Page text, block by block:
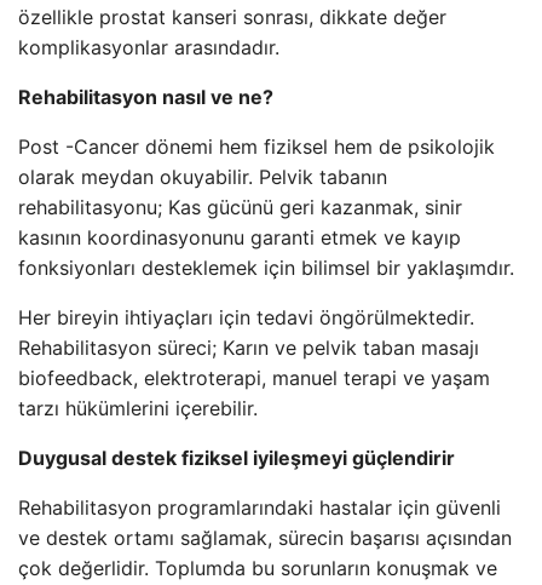
özellikle prostat kanseri sonrası, dikkate değer
komplikasyonlar arasındadır.
Rehabilitasyon nasıl ve ne?
Post -Cancer dönemi hem fiziksel hem de psikolojik
olarak meydan okuyabilir. Pelvik tabanın
rehabilitasyonu; Kas gücünü geri kazanmak, sinir
kasının koordinasyonunu garanti etmek ve kayıp
fonksiyonları desteklemek için bilimsel bir yaklaşımdır.
Her bireyin ihtiyaçları için tedavi öngörülmektedir.
Rehabilitasyon süreci; Karın ve pelvik taban masajı
biofeedback, elektroterapi, manuel terapi ve yaşam
tarzı hükümlerini içerebilir.
Duygusal destek fiziksel iyileşmeyi güçlendirir
Rehabilitasyon programlarındaki hastalar için güvenli
ve destek ortamı sağlamak, sürecin başarısı açısından
çok değerlidir. Toplumda bu sorunların konuşmak ve